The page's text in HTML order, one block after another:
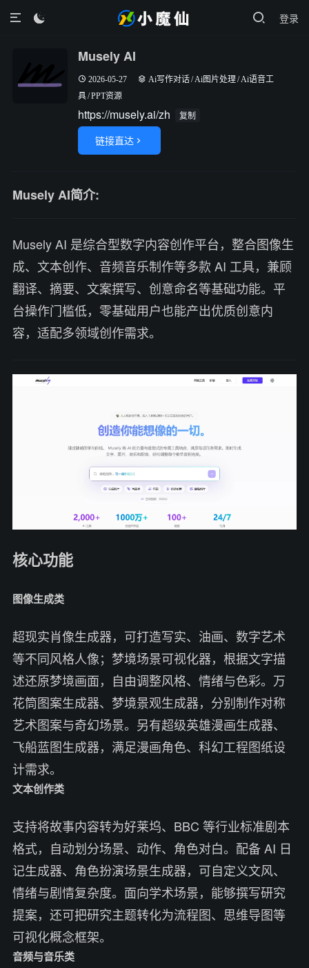
登录

Musely AI
2026-05-27 Ai写作对话/ Ai图片处理/ Ai语音工
具/PPT资源
https://musely.ai/zh 复制
链接直达 
Musely AI简介:
Musely AI 是综合型数字内容创作平台，整合图像生
成、文本创作、音频音乐制作等多款 AI 工具，兼顾
翻译、摘要、文案撰写、创意命名等基础功能。平
台操作门槛低，零基础用户也能产出优质创意内
容，适配多领域创作需求。
核心功能
图像生成类
超现实肖像生成器，可打造写实、油画、数字艺术
等不同风格人像；梦境场景可视化器，根据文字描
述还原梦境画面，自由调整风格、情绪与色彩。万
花筒图案生成器、梦境景观生成器，分别制作对称
艺术图案与奇幻场景。另有超级英雄漫画生成器、
飞船蓝图生成器，满足漫画角色、科幻工程图纸设
计需求。
文本创作类
支持将故事内容转为好莱坞、BBC 等行业标准剧本
格式，自动划分场景、动作、角色对白。配备 AI 日
记生成器、角色扮演场景生成器，可自定义文风、
情绪与剧情复杂度。面向学术场景，能够撰写研究
提案，还可把研究主题转化为流程图、思维导图等
可视化概念框架。
音频与音乐类